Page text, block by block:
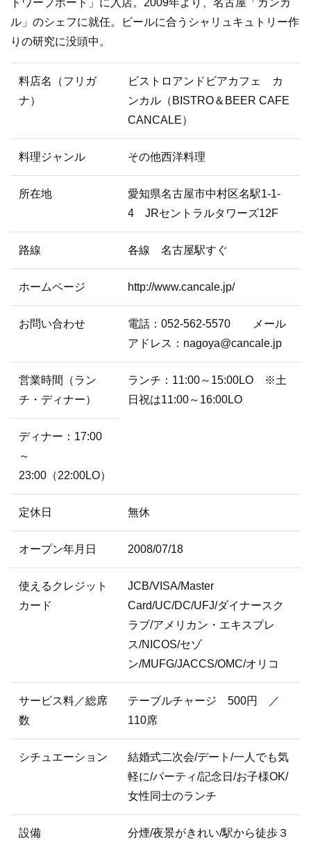
ル」のシェフに就任。ビールに合うシャリュキュトリー作
りの研究に没頭中。
料店名（フリガ
ナ）
ビストロアンドビアカフェ カ
ンカル（BISTRO＆BEER CAFE
CANCALE）
料理ジャンル その他西洋料理
所在地
愛知県名古屋市中村区名駅1-1-
4 JRセントラルタワーズ12F
路線 各線 名古屋駅すぐ
ホームページ http://www.cancale.jp/
お問い合わせ
電話：052-562-5570 メール
アドレス：nagoya@cancale.jp
営業時間（ラン
チ・ディナー）
ランチ：11:00～15:00LO ※土
日祝は11:00～16:00LO
ディナー：17:00
～
23:00（22:00LO）
定休日 無休
オープン年月日 2008/07/18
使えるクレジット
カード
JCB/VISA/Master
Card/UC/DC/UFJ/ダイナースク
ラブ/アメリカン・エキスプレ
ス/NICOS/セゾ
ン/MUFG/JACCS/OMC/オリコ
サービス料／総席
数
テーブルチャージ 500円 ／
110席
シチュエーション
結婚式二次会/デート/一人でも気
軽に/パーティ/記念日/お子様OK/
女性同士のランチ
設備
分煙/夜景がきれい/駅から徒歩３